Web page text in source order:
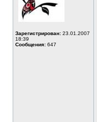
Зарегистрирован: 23.01.2007
18:39
Сообщения: 647